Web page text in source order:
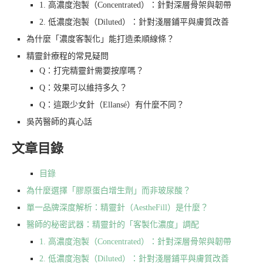
1. 高濃度泡製（Concentrated）：針對深層骨架與韌帶
2. 低濃度泡製（Diluted）：針對淺層鋪平與膚質改善
為什麼「濃度客製化」能打造柔順線條？
精靈針療程的常見疑問
Q：打完精靈針需要按摩嗎？
Q：效果可以維持多久？
Q：這跟少女針（Ellansé）有什麼不同？
吳芮醫師的真心話
文章目錄
目錄
為什麼選擇「膠原蛋白增生劑」而非玻尿酸？
單一品牌深度解析：精靈針（AestheFill）是什麼？
醫師的秘密武器：精靈針的「客製化濃度」調配
1. 高濃度泡製（Concentrated）：針對深層骨架與韌帶
2. 低濃度泡製（Diluted）：針對淺層鋪平與膚質改善